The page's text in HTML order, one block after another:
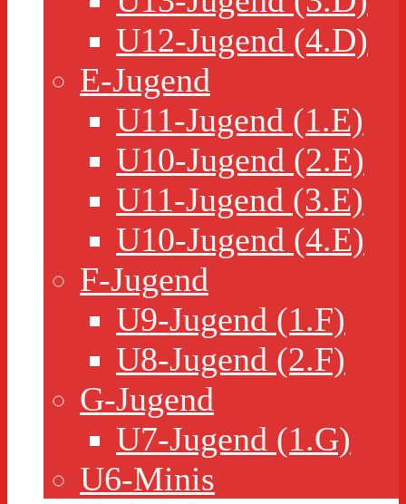
U12-Jugend (4.D)
E-Jugend
U11-Jugend (1.E)
U10-Jugend (2.E)
U11-Jugend (3.E)
U10-Jugend (4.E)
F-Jugend
U9-Jugend (1.F)
U8-Jugend (2.F)
G-Jugend
U7-Jugend (1.G)
U6-Minis